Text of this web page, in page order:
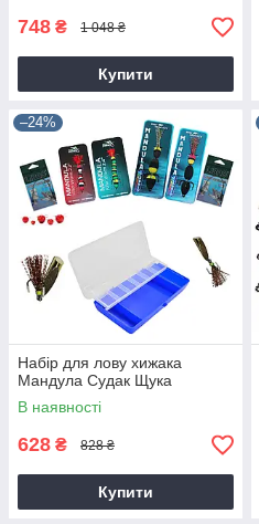
748 ₴ 1 048 ₴
Купити
–24%
Набір для лову хижака
Мандула Судак Щука
В наявності
628 ₴ 828 ₴
Купити